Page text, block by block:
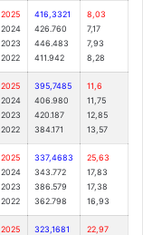
2025
2024
2023
2022
416,3321
426.760
446.483
411.942
8,03
7,17
7,93
8,28
2025
2024
2023
2022
395,7485
406.980
420.187
384.171
11,6
11,75
12,85
13,57
2025
2024
2023
2022
337,4683
343.772
386.579
362.798
25,63
17,83
17,38
16,93
2025
323,1681
22,97